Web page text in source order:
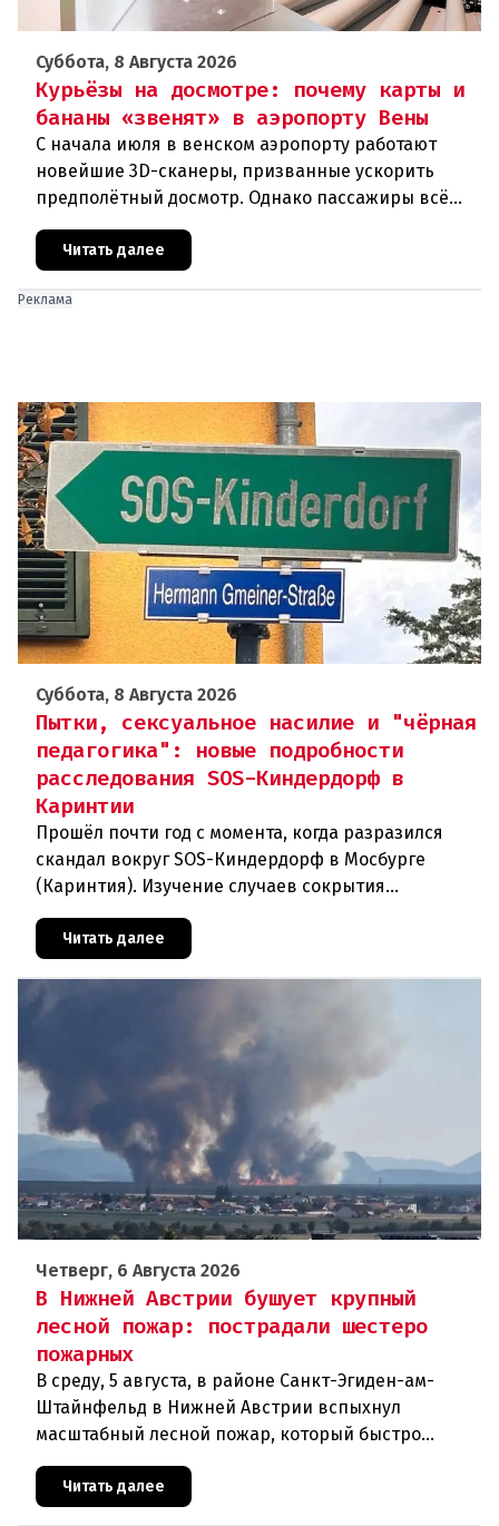
Суббота, 8 Августа 2026
Курьёзы на досмотре: почему карты и
бананы «звенят» в аэропорту Вены
С начала июля в венском аэропорту работают
новейшие 3D-сканеры, призванные ускорить
предполётный досмотр. Однако пассажиры всё
отправляют на дополнительную пров
Читать далее
Реклама
Суббота, 8 Августа 2026
Пытки, сексуальное насилие и "чёрная
педагогика": новые подробности
расследования SOS-Киндердорф в
Каринтии
Прошёл почти год с момента, когда разразился
скандал вокруг SOS-Киндердорф в Мосбурге
(Каринтия). Изучение случаев сокрытия
масштабное расследование, которое продо
Читать далее
Четверг, 6 Августа 2026
В Нижней Австрии бушует крупный
лесной пожар: пострадали шестеро
пожарных
В среду, 5 августа, в районе Санкт-Эгиден-ам-
Штайнфельд в Нижней Австрии вспыхнул
масштабный лесной пожар, который быстро
В ходе тушения пострадали шесте
Читать далее